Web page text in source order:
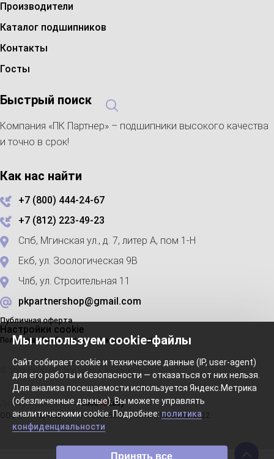
Производители
Каталог подшипников
Контакты
Госты
Быстрый поиск
Компания «ПК Партнер» – подшипники высокого качества
и точно в срок!
Как нас найти
+7 (800) 444-24-67
+7 (812) 223-49-23
Спб, Мгинская ул., д. 7, литер А, пом 1-Н
Екб, ул. Зоологическая 9В
Члб, ул. Строительная 11
pkpartnershop@gmail.com
Публичная оферта
Настройки cookie
Политика обработки персональных данных
© 2023 PARTNER. Все права защищены
Дизайн и разработкаNice’N’Easy
ООО ПК «Партнер», ИНН 7802863702, ОГРН 1147847215922
Мы используем cookie-файлы
Сайт собирает cookie и технические данные (IP, user-agent)
для его работы и безопасности — отказаться от них нельзя.
Для анализа посещаемости используется Яндекс.Метрика
(обезличенные данные). Вы можете управлять
аналитическими cookie. Подробнее:политика
конфиденциальности
Принять все